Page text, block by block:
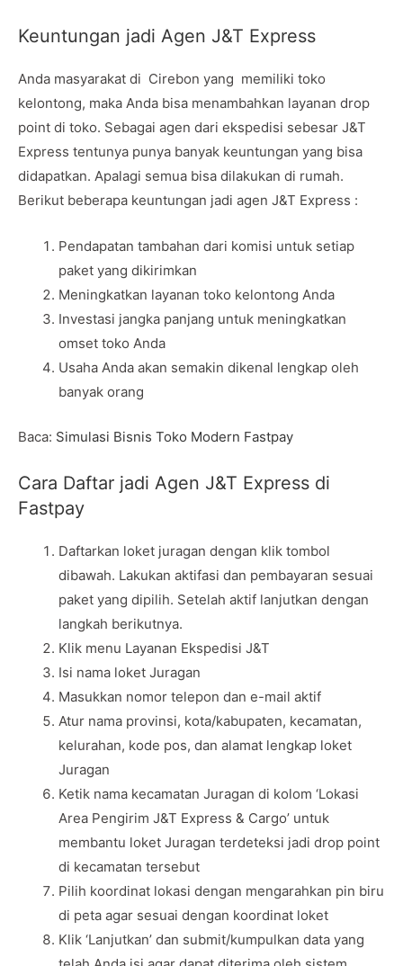
Keuntungan jadi Agen J&T Express
Anda masyarakat di Cirebon yang memiliki toko
kelontong, maka Anda bisa menambahkan layanan drop
point di toko. Sebagai agen dari ekspedisi sebesar J&T
Express tentunya punya banyak keuntungan yang bisa
didapatkan. Apalagi semua bisa dilakukan di rumah.
Berikut beberapa keuntungan jadi agen J&T Express :
Pendapatan tambahan dari komisi untuk setiap
paket yang dikirimkan
Meningkatkan layanan toko kelontong Anda
Investasi jangka panjang untuk meningkatkan
omset toko Anda
Usaha Anda akan semakin dikenal lengkap oleh
banyak orang
Baca: Simulasi Bisnis Toko Modern Fastpay
Cara Daftar jadi Agen J&T Express di
Fastpay
Daftarkan loket juragan dengan klik tombol
dibawah. Lakukan aktifasi dan pembayaran sesuai
paket yang dipilih. Setelah aktif lanjutkan dengan
langkah berikutnya.
Klik menu Layanan Ekspedisi J&T
Isi nama loket Juragan
Masukkan nomor telepon dan e-mail aktif
Atur nama provinsi, kota/kabupaten, kecamatan,
kelurahan, kode pos, dan alamat lengkap loket
Juragan
Ketik nama kecamatan Juragan di kolom ‘Lokasi
Area Pengirim J&T Express & Cargo’ untuk
membantu loket Juragan terdeteksi jadi drop point
di kecamatan tersebut
Pilih koordinat lokasi dengan mengarahkan pin biru
di peta agar sesuai dengan koordinat loket
Klik ‘Lanjutkan’ dan submit/kumpulkan data yang